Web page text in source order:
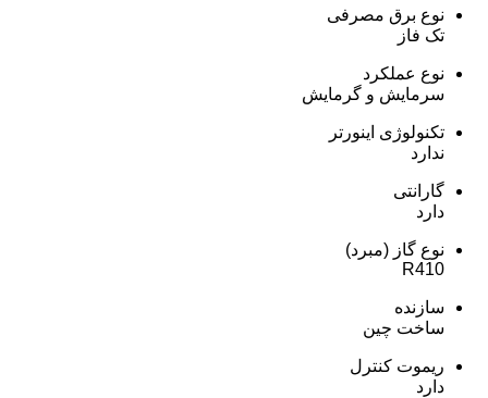
نوع برق مصرفی
تک فاز
نوع عملکرد
سرمایش و گرمایش
تکنولوژی اینورتر
ندارد
گارانتی
دارد
نوع گاز (مبرد)
R410
سازنده
ساخت چین
ریموت کنترل
دارد